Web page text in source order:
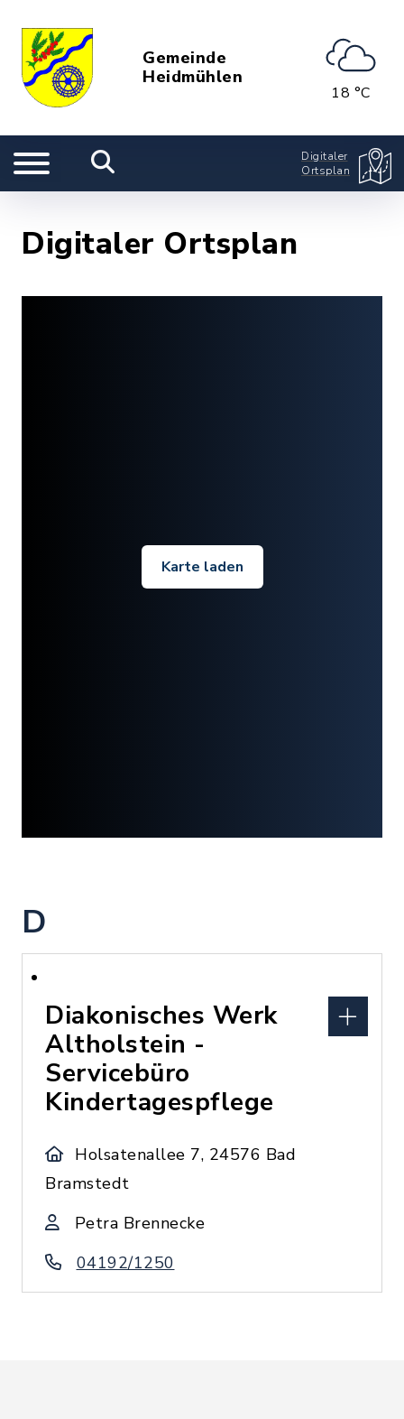
Gemeinde
Heidmühlen
18 °C
Digitaler
Ortsplan
Digitaler Ortsplan
Karte laden
D
Diakonisches Werk
Altholstein -
Servicebüro
Kindertagespflege
Holsatenallee 7, 24576 Bad
Bramstedt
Petra Brennecke
04192/1250